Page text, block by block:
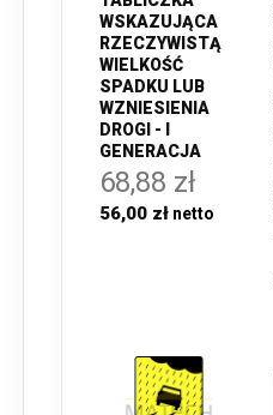
WSKAZUJĄCA
RZECZYWISTĄ
WIELKOŚĆ
SPADKU LUB
WZNIESIENIA
DROGI - I
GENERACJA
68,88 zł
56,00 zł